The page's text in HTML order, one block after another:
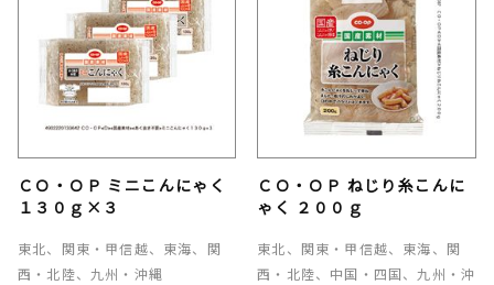
ＣＯ・ＯＰ ミニこんにゃく
１３０ｇ×３
東北、関東・甲信越、東海、関
西・北陸、九州・沖縄
ＣＯ・ＯＰ ねじり糸こんに
ゃく ２００ｇ
東北、関東・甲信越、東海、関
西・北陸、中国・四国、九州・沖